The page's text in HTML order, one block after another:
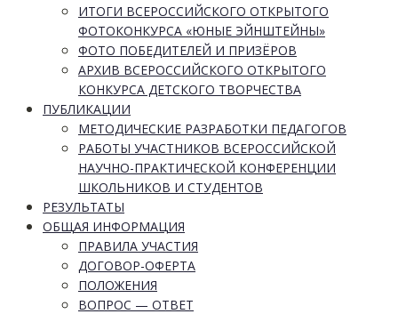
ИТОГИ ВСЕРОССИЙСКОГО ОТКРЫТОГО
ФОТОКОНКУРСА «ЮНЫЕ ЭЙНШТЕЙНЫ»
ФОТО ПОБЕДИТЕЛЕЙ И ПРИЗЁРОВ
АРХИВ ВСЕРОССИЙСКОГО ОТКРЫТОГО
КОНКУРСА ДЕТСКОГО ТВОРЧЕСТВА
ПУБЛИКАЦИИ
МЕТОДИЧЕСКИЕ РАЗРАБОТКИ ПЕДАГОГОВ
РАБОТЫ УЧАСТНИКОВ ВСЕРОССИЙСКОЙ
НАУЧНО-ПРАКТИЧЕСКОЙ КОНФЕРЕНЦИИ
ШКОЛЬНИКОВ И СТУДЕНТОВ
РЕЗУЛЬТАТЫ
ОБЩАЯ ИНФОРМАЦИЯ
ПРАВИЛА УЧАСТИЯ
ДОГОВОР-ОФЕРТА
ПОЛОЖЕНИЯ
ВОПРОС — ОТВЕТ